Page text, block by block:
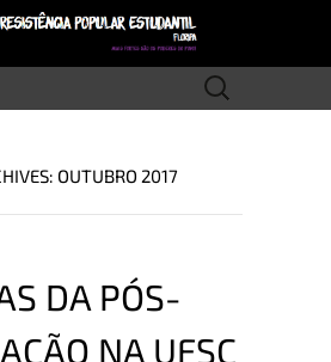
Pesquisar
por:
OUTUBRO 2017
DA PÓS-
NA UFSC